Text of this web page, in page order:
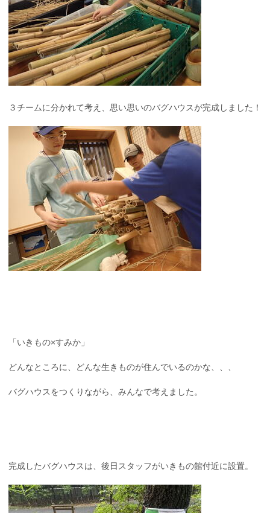
３チームに分かれて考え、思い思いのバグハウスが完成しました！
「いきもの×すみか」
どんなところに、どんな生きものが住んでいるのかな、、、
バグハウスをつくりながら、みんなで考えました。
完成したバグハウスは、後日スタッフがいきもの館付近に設置。